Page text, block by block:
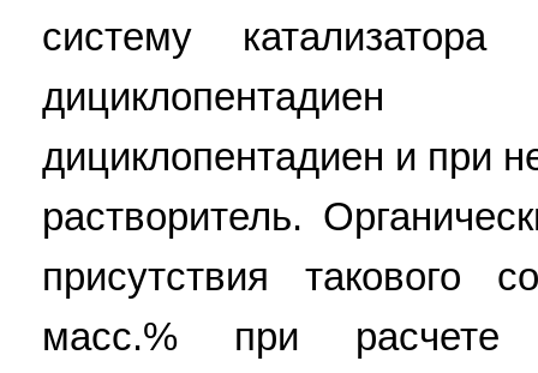
систему
дициклопентадиен и при
растворитель.
присутствия такового
масс.% при